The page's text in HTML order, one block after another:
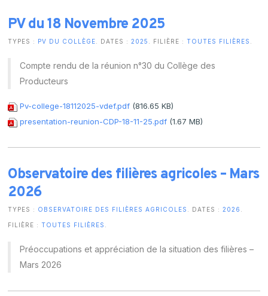
PV du 18 Novembre 2025
TYPES : PV DU COLLÈGE . DATES :2025 . FILIÈRE :TOUTES FILIÈRES
Compte rendu de la réunion n°30 du Collège des
Producteurs
Pv-college-18112025-vdef.pdf (816.65 KB)
presentation-reunion-CDP-18-11-25.pdf (1.67 MB)
Observatoire des filières agricoles – Mars
2026
TYPES : OBSERVATOIRE DES FILIÈRES AGRICOLES . DATES :2026
FILIÈRE :TOUTES FILIÈRES
Préoccupations et appréciation de la situation des filières –
Mars 2026